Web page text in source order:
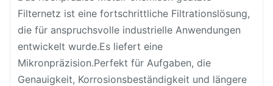
Filternetz ist eine fortschrittliche Filtrationslösung,
die für anspruchsvolle industrielle Anwendungen
entwickelt wurde.Es liefert eine
Mikronpräzision.Perfekt für Aufgaben, die
Genauigkeit, Korrosionsbeständigkeit und längere